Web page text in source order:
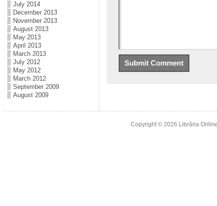
July 2014
December 2013
November 2013
August 2013
May 2013
April 2013
March 2013
July 2012
May 2012
March 2012
September 2009
August 2009
Copyright © 2026 Librăria